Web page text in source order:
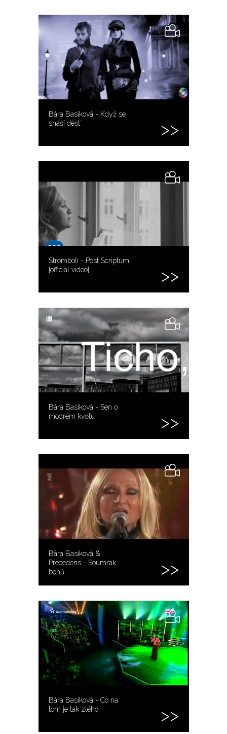
Bára Basiková - Když se
snáší déšt´
Stromboli - Post Scriptum
[official video]
Bára Basiková - Sen o
modrém květu
Bára Basiková &
Precedens - Soumrak
bohů
Bára Basiková - Co na
tom je tak zlého